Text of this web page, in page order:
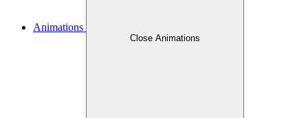
Animations
Close Animations